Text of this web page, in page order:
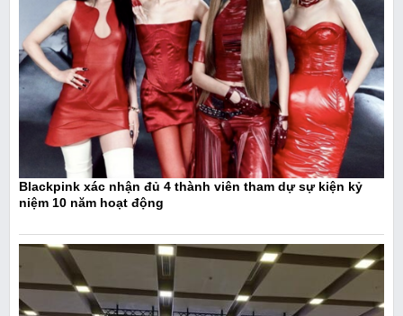
Blackpink xác nhận đủ 4 thành viên tham dự sự kiện kỷ
niệm 10 năm hoạt động